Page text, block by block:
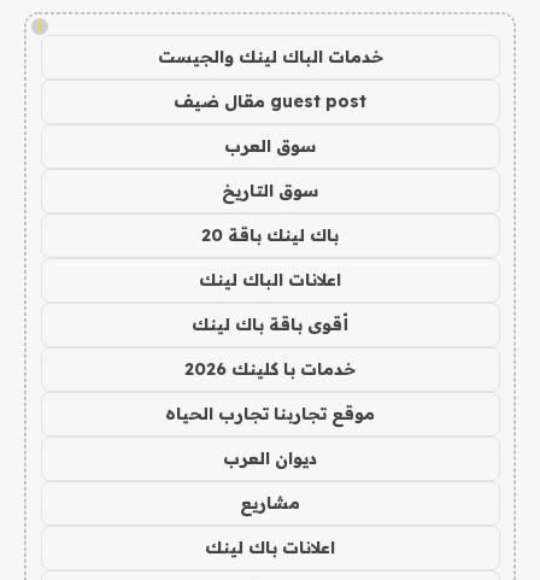
!
خدمات الباك لينك والجيست
guest post مقال ضيف
سوق العرب
سوق التاريخ
باك لينك باقة 20
اعلانات الباك لينك
أقوى باقة باك لينك
خدمات با كلينك 2026
موقع تجاربنا تجارب الحياه
ديوان العرب
مشاريع
اعلانات باك لينك